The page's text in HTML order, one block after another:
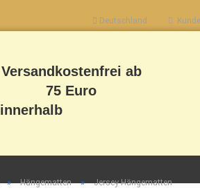
Deutschland
Versandkostenfrei ab
75 Euro
innerhalb
» Hängematten » Jersey Hängematten